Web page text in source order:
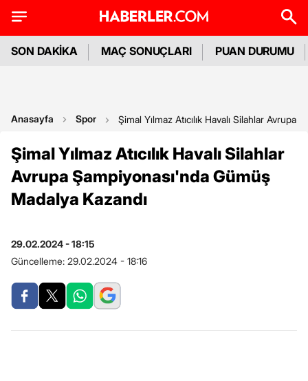
SON DAKİKA MAÇ SONUÇLARI PUAN DURUMU
Anasayfa Spor Şimal Yılmaz Atıcılık Havalı Silahlar
Şimal Yılmaz Atıcılık Havalı Silahlar
Avrupa Şampiyonası'nda Gümüş
Madalya Kazandı
29.02.2024 - 18:15
Güncelleme: 29.02.2024 - 18:16